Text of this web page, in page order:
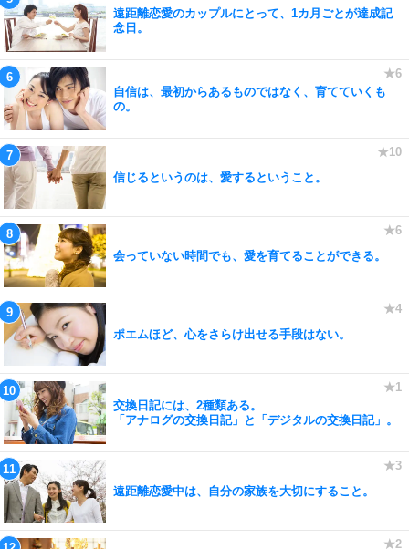
遠距離恋愛のカップルにとって、1カ月ごとが達成記
念日。
自信は、最初からあるものではなく、育てていくも
の。
信じるというのは、愛するということ。
会っていない時間でも、愛を育てることができる。
ポエムほど、心をさらけ出せる手段はない。
交換日記には、2種類ある。
「アナログの交換日記」と「デジタルの交換日記」。
遠距離恋愛中は、自分の家族を大切にすること。